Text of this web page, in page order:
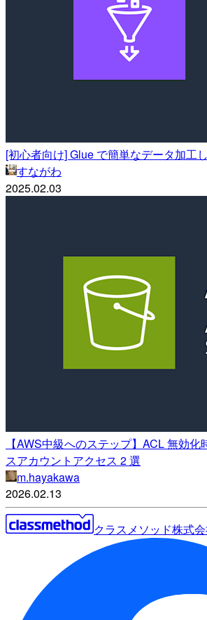
[初心者向け] Glue で簡単なデータ加工
すながわ
2025.02.03
【AWS中級へのステップ】ACL 無効化
スアカウントアクセス 2 選
m.hayakawa
2026.02.13
クラスメソッド株式